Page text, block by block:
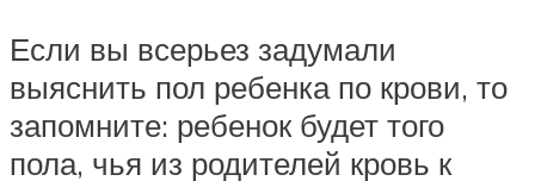
Если вы всерьез задумали
выяснить пол ребенка по крови, то
запомните: ребенок будет того
пола, чья из родителей кровь к